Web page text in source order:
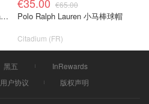
Polo Ralph Lauren Polo Ralph Lauren 白色棉质衬衫连衣裙
€65.00
Polo Ralph Lauren 小马棒球帽
Citadium (FR)
黑五
InRewards
用户协议 版权声明